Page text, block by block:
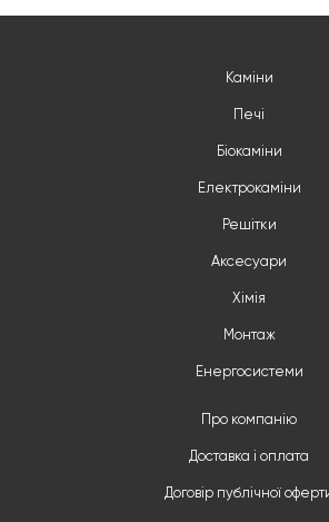
Каміни
Печі
Біокаміни
Електрокаміни
Решітки
Аксесуари
Хімія
Монтаж
Енергосистеми
Про компанію
Доставка і оплата
Договір публічної